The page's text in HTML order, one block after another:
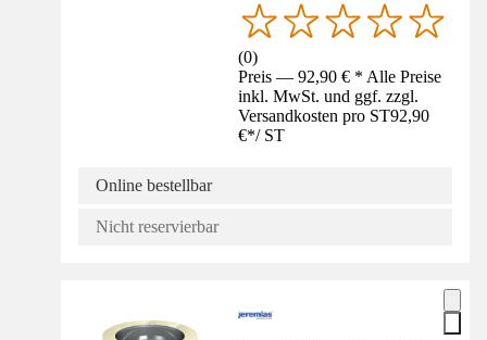
(0)
Preis — 92,90 € * Alle Preise
inkl. MwSt. und ggf. zzgl.
Versandkosten pro ST92,90
€*/ ST
Online bestellbar
Nicht reservierbar